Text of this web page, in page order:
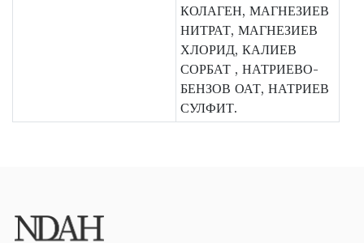
КОЛАГЕН, МАГНЕЗИЕВ
НИТРАТ, МАГНЕЗИЕВ
ХЛОРИД, КАЛИЕВ
СОРБАТ , НАТРИЕВО-
БЕНЗОВ ОАТ, НАТРИЕВ
СУЛФИТ.